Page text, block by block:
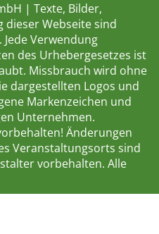
| Texte, Bilder,
dieser Webseite sind
Verwendung
des Urhebergesetzes ist
Missbrauch wird ohne
dargestellten Logos und
Markenzeichen und
Unternehmen.
Änderungen
Veranstaltungsorts sind
vorbehalten. Alle